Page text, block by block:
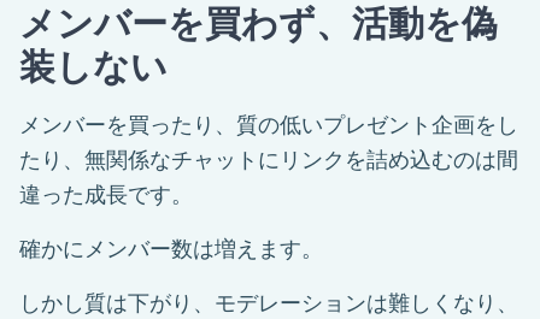
メンバーを買わず、活動を偽
装しない
メンバーを買ったり、質の低いプレゼント企画をし
たり、無関係なチャットにリンクを詰め込むのは間
違った成長です。
確かにメンバー数は増えます。
しかし質は下がり、モデレーションは難しくなり、